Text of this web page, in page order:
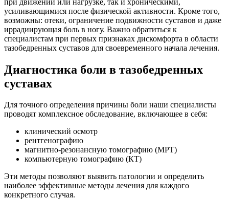
усиливающимися после физической активности. Кроме того,
возможны: отеки, ограничение подвижности суставов и даже
иррадиирующая боль в ногу. Важно обратиться к
специалистам при первых признаках дискомфорта в области
тазобедренных суставов для своевременного начала лечения.
Диагностика боли в тазобедренных
суставах
Для точного определения причины боли наши специалисты
проводят комплексное обследование, включающее в себя:
клинический осмотр
рентгенографию
магнитно-резонансную томографию (МРТ)
компьютерную томографию (КТ)
Эти методы позволяют выявить патологии и определить
наиболее эффективные методы лечения для каждого
конкретного случая.